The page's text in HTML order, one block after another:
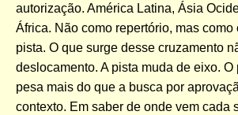
autorização. América Latina, Ásia
África. Não como repertório, mas como
pista. O que surge desse cruzamento
deslocamento. A pista muda de eixo. O
pesa mais do que a busca por
contexto. Em saber de onde vem cada